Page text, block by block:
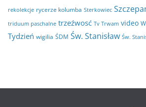
rekolekcje rycerze kolumba Sterkowiec
triduum paschalne trzeźwosć Tv Trwam video
Tydzień wigilia ŚDM Św. Stanisław Św.